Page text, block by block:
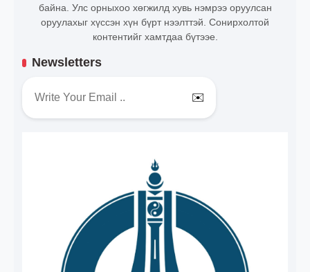
байна. Улс орныхоо хөгжилд хувь нэмрээ оруулсан
оруулахыг хүссэн хүн бүрт нээлттэй. Сонирхолтой
контентийг хамтдаа бүтээе.
Newsletters
✉️